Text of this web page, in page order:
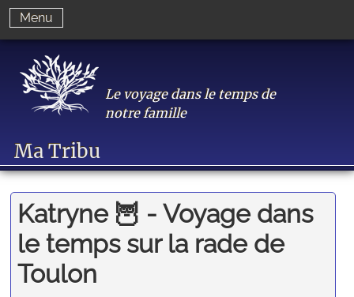
Ma Tribu
Le voyage dans le temps de
notre famille
Menu
Katryne 🦉 - Voyage dans
le temps sur la rade de
Toulon